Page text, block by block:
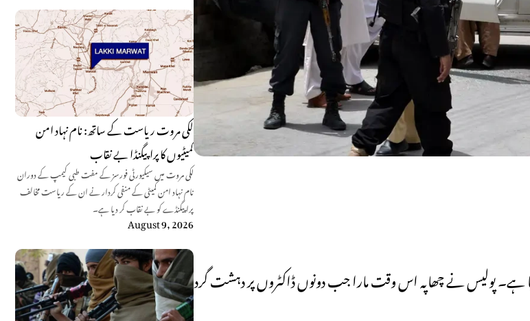
لکی مروت ریاست کے ساتھ: نام نہاد امن
کمیٹیوں کا پراپیگنڈا بے نقاب
لکی مروت میں سیکیورٹی فورسز کے مفت طبی کیمپ کے دوران
نام نہاد امن کمیٹی کے منفی کردار نے ان کے ریاست مخالف
پراپیگنڈے کو بے نقاب کر دیا ہے۔
August 9, 2026
ہے۔ پولیس نے چھاپہ اس وقت مارا جب دونوں ڈاکٹروں پر دہشت گرد